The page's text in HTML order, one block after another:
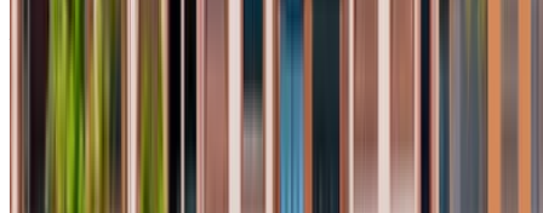
Aéroport international Agadir, Agadir
international Agadir, Agadir